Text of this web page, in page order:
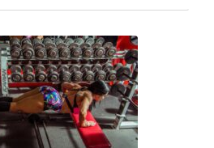
elastyczność ciała, ale również